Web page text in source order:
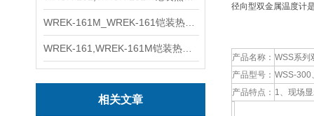
相关文章
径向型双金属温度计
产品名称： WSS系列
产品型号： WSS-300
产品特点： 1、现场